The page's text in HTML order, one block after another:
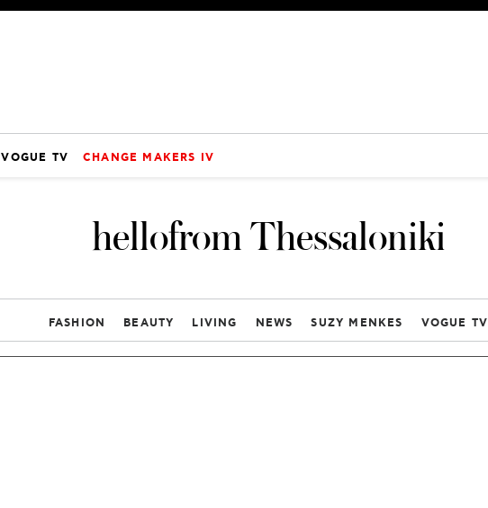
VOGUE TV CHANGE MAKERS IV
hellofrom Thessaloniki
FASHION BEAUTY LIVING NEWS SUZY MENKES VOGUE TV